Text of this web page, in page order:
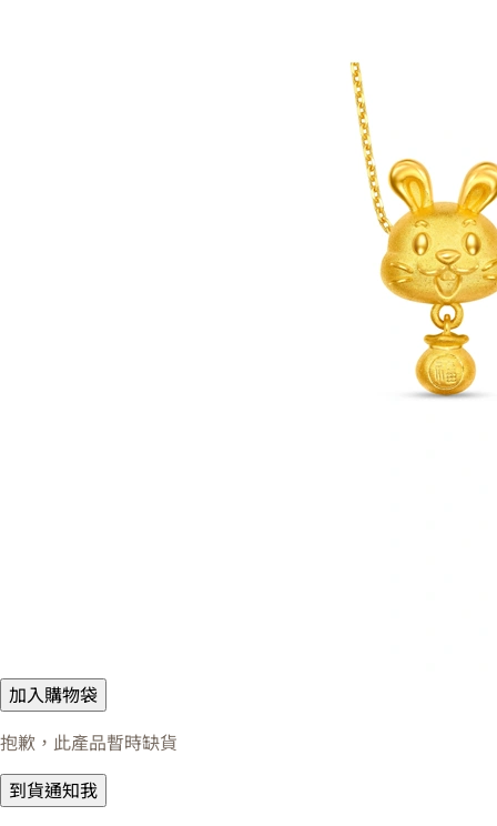
加入購物袋
抱歉，此產品暫時缺貨
到貨通知我